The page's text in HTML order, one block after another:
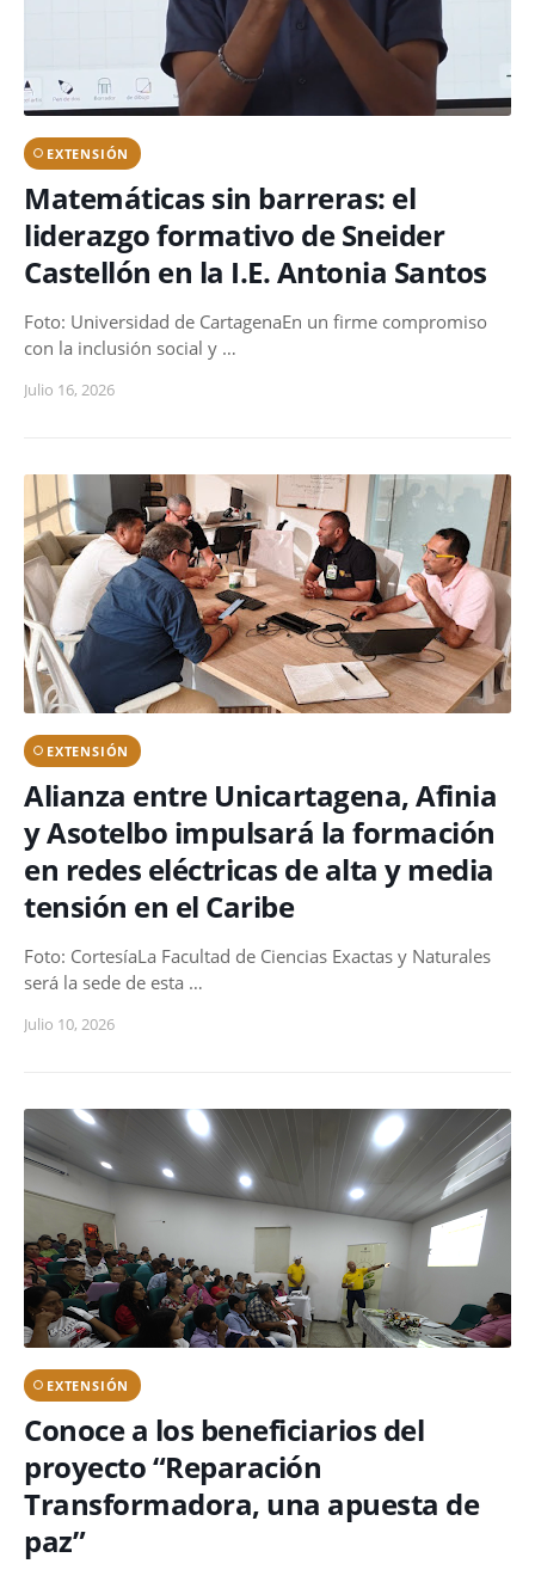
EXTENSIÓN
Matemáticas sin barreras: el
liderazgo formativo de Sneider
Castellón en la I.E. Antonia Santos
Foto: Universidad de CartagenaEn un firme compromiso
con la inclusión social y …
Julio 16, 2026
EXTENSIÓN
Alianza entre Unicartagena, Afinia
y Asotelbo impulsará la formación
en redes eléctricas de alta y media
tensión en el Caribe
Foto: CortesíaLa Facultad de Ciencias Exactas y Naturales
será la sede de esta …
Julio 10, 2026
EXTENSIÓN
Conoce a los beneficiarios del
proyecto “Reparación
Transformadora, una apuesta de
paz”